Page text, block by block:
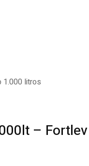
– Fortlev